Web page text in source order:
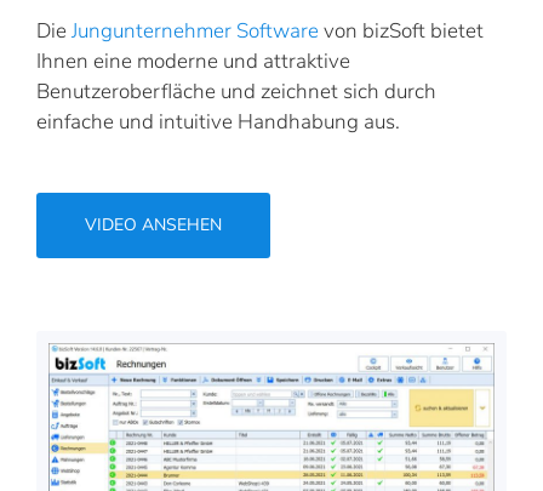
DieJungunternehmer Softwarevon bizSoft bietet
Ihnen eine moderne und attraktive
Benutzeroberfläche und zeichnet sich durch
einfache und intuitive Handhabung aus.
VIDEO ANSEHEN